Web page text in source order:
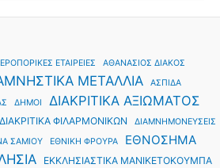
ΕΤΑΙΡΕΙΕΣ ΑΘΑΝΑΣΙΟΣ ΔΙΑΚΟΣ
ΜΕΤΑΛΛΙΑ ΑΣΠΙΔΑ
ΔΗΜΟΙ ΔΙΑΚΡΙΤΙΚΑ ΑΞΙΩΜΑΤΟΣ
ΔΙΑΚΡΙΤΙΚΑ ΦΙΛΑΡΜΟΝΙΚΩΝ ΔΙΑΜΝΗΜΟΝΕΥΣΕΙΣ
ΣΑΜΙΟΥ ΕΘΝΙΚΗ ΦΡΟΥΡΑ ΕΘΝΟΣΗΜΑ
ΕΚΚΛΗΣΙΑΣΤΙΚΑ ΜΑΝΙΚΕΤΟΚΟΥΜΠΑ